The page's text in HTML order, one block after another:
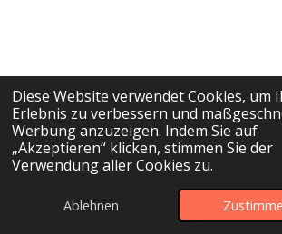
Diese Website verwendet Cookies, um
Erlebnis zu verbessern und
Werbung anzuzeigen. Indem Sie auf
„Akzeptieren“ klicken, stimmen Sie der
Verwendung aller Cookies zu.
Ablehnen
Startseite-Impressum Datenschutz